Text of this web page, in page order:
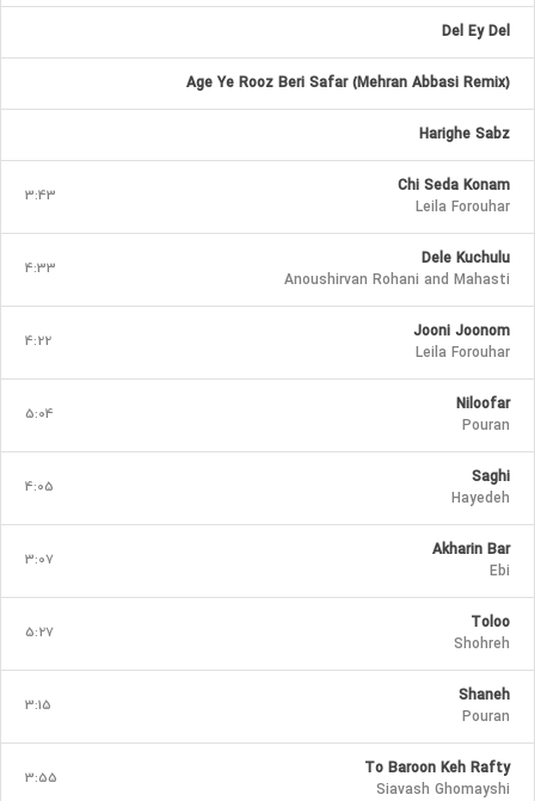
Del Ey Del
Age Ye Rooz Beri Safar (Mehran Abbasi Remix)
Harighe Sabz
Chi Seda Konam
Leila Forouhar
3:43
Dele Kuchulu
Anoushirvan Rohani and Mahasti
4:33
Jooni Joonom
Leila Forouhar
4:22
Niloofar
Pouran
5:04
Saghi
Hayedeh
4:05
Akharin Bar
Ebi
3:07
Toloo
Shohreh
5:27
Shaneh
Pouran
3:15
To Baroon Keh Rafty
Siavash Ghomayshi
3:55